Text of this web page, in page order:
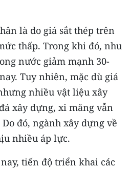
là do giá sắt thép trên
thấp. Trong khi đó, nhu
nước giảm mạnh 30-
Tuy nhiên, mặc dù giá
nhiều vật liệu xây
xây dựng, xi măng vẫn
đó, ngành xây dựng về
nhiều áp lực.
tiến độ triển khai các